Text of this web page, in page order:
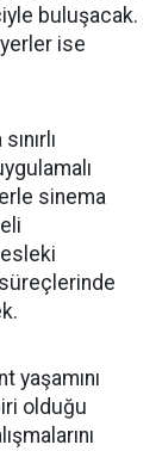
buluşacak.
ise
sinema
yaşamını
olduğu